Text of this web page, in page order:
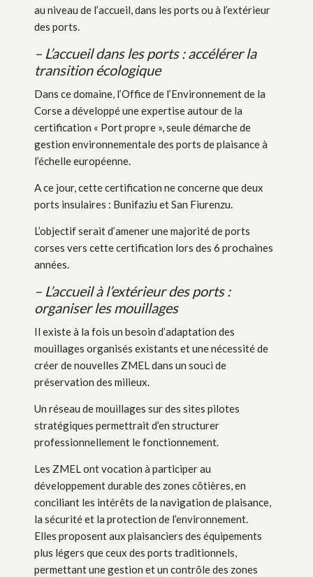
au niveau de l’accueil, dans les ports ou à l’extérieur
des ports.
– L’accueil dans les ports : accélérer la
transition écologique
Dans ce domaine, l’Office de l’Environnement de la
Corse a développé une expertise autour de la
certification « Port propre », seule démarche de
gestion environnementale des ports de plaisance à
l’échelle européenne.
A ce jour, cette certification ne concerne que deux
ports insulaires : Bunifaziu et San Fiurenzu.
L’objectif serait d’amener une majorité de ports
corses vers cette certification lors des 6 prochaines
années.
– L’accueil à l’extérieur des ports :
organiser les mouillages
Il existe à la fois un besoin d’adaptation des
mouillages organisés existants et une nécessité de
créer de nouvelles ZMEL dans un souci de
préservation des milieux.
Un réseau de mouillages sur des sites pilotes
stratégiques permettrait d’en structurer
professionnellement le fonctionnement.
Les ZMEL ont vocation à participer au
développement durable des zones côtières, en
conciliant les intérêts de la navigation de plaisance,
la sécurité et la protection de l’environnement.
Elles proposent aux plaisanciers des équipements
plus légers que ceux des ports traditionnels,
permettant une gestion et un contrôle des zones